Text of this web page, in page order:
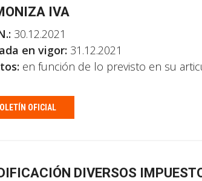
IVA
30.12.2021
en vigor: 31.12.2021
en función de lo previsto en su
OFICIAL
DIVERSOS